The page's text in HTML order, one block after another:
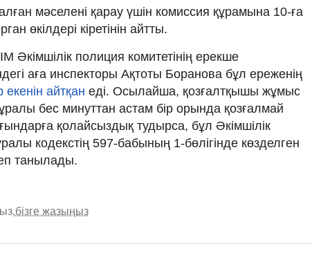
мәселені қарау үшін комиссия құрамына 10-ға
өкілдері кіретінін айтты.
Әкімшілік полиция комитетінің ерекше
аға инспекторы Ақтоты Боранова бұл ереженің
екенін айтқан еді. Осылайша, қозғалтқышы жұмыс
бес минуттан астам бір орында қозғалмай
қолайсыздық тудырса, бұл Әкімшілік
кодекстің 597-бабының 1-бөлігінде көзделген
танылады.
бізге жазыңыз